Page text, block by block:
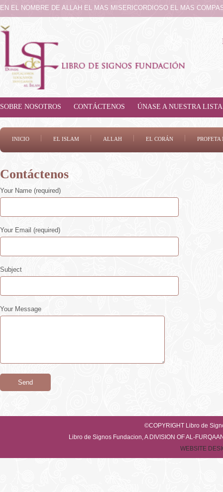
EN EL NOMBRE DE ALLAH EL MAS MISERICORDIOSO EL MAS
SOBRE NOSOTROS CONTÁCTENOS ÚNASE A NUESTRA
INICIO EL ISLAM ALLAH EL CORÁN
Contáctenos
Your Name (required)
Your Email (required)
Subject
Your Message
©COPYRIGHT Libro de
Libro de Signos Fundacion, A DIVISION OF AL-
WEBSITE